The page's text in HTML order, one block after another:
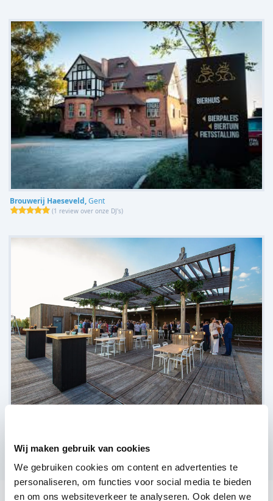
Wij maken gebruik van cookies
We gebruiken cookies om content en advertenties te
personaliseren, om functies voor social media te bieden
en om ons websiteverkeer te analyseren. Ook delen we
Brouwerij Haeseveld,Gent
(1 review over onze DJ's)
Bekijk alle feestlocaties